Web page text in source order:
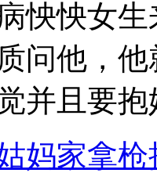
怏怏女
问他，
并且要抱
妈家拿